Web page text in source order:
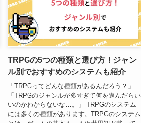
TRPGの5つの種類と選び方！ジャン
ル別でおすすめのシステムも紹介
「TRPGってどんな種類があるんだろう？」
「TRPGのジャンルが多すぎて何を遊んだらい
いのかわからないな…。」 TRPGのシステム
には多くの種類があります。TRPGのシステム